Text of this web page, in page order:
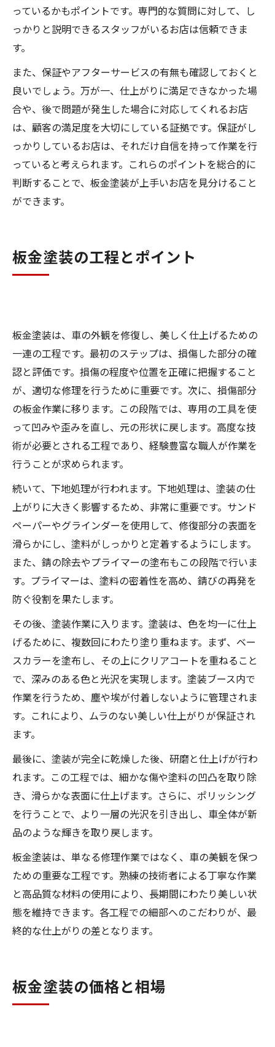
っているかもポイントです。専門的な質問に対して、し
っかりと説明できるスタッフがいるお店は信頼できま
す。
また、保証やアフターサービスの有無も確認しておくと
良いでしょう。万が一、仕上がりに満足できなかった場
合や、後で問題が発生した場合に対応してくれるお店
は、顧客の満足度を大切にしている証拠です。保証がし
っかりしているお店は、それだけ自信を持って作業を行
っていると考えられます。これらのポイントを総合的に
判断することで、板金塗装が上手いお店を見分けること
ができます。
板金塗装の工程とポイント
板金塗装は、車の外観を修復し、美しく仕上げるための
一連の工程です。最初のステップは、損傷した部分の確
認と評価です。損傷の程度や位置を正確に把握すること
が、適切な修理を行うために重要です。次に、損傷部分
の板金作業に移ります。この段階では、専用の工具を使
って凹みや歪みを直し、元の形状に戻します。高度な技
術が必要とされる工程であり、経験豊富な職人が作業を
行うことが求められます。
続いて、下地処理が行われます。下地処理は、塗装の仕
上がりに大きく影響するため、非常に重要です。サンド
ペーパーやグラインダーを使用して、修復部分の表面を
滑らかにし、塗料がしっかりと定着するようにします。
また、錆の除去やプライマーの塗布もこの段階で行いま
す。プライマーは、塗料の密着性を高め、錆びの再発を
防ぐ役割を果たします。
その後、塗装作業に入ります。塗装は、色を均一に仕上
げるために、複数回にわたり塗り重ねます。まず、ベー
スカラーを塗布し、その上にクリアコートを重ねること
で、深みのある色と光沢を実現します。塗装ブース内で
作業を行うため、塵や埃が付着しないように管理されま
す。これにより、ムラのない美しい仕上がりが保証され
ます。
最後に、塗装が完全に乾燥した後、研磨と仕上げが行わ
れます。この工程では、細かな傷や塗料の凹凸を取り除
き、滑らかな表面に仕上げます。さらに、ポリッシング
を行うことで、より一層の光沢を引き出し、車全体が新
品のような輝きを取り戻します。
板金塗装は、単なる修理作業ではなく、車の美観を保つ
ための重要な工程です。熟練の技術者による丁寧な作業
と高品質な材料の使用により、長期間にわたり美しい状
態を維持できます。各工程での細部へのこだわりが、最
終的な仕上がりの差となります。
板金塗装の価格と相場